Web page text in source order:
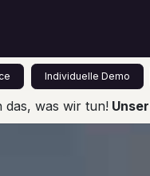
Individuelle Demo
was wir tun!